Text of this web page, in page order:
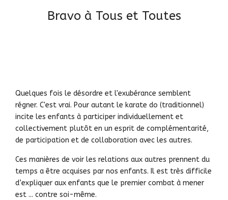
Bravo à Tous et Toutes
Quelques fois le désordre et l'exubérance semblent
régner. C'est vrai. Pour autant le karate do (traditionnel)
incite les enfants à participer individuellement et
collectivement plutôt en un esprit de complémentarité,
de participation et de collaboration avec les autres.
Ces manières de voir les relations aux autres prennent du
temps a être acquises par nos enfants. Il est très difficile
d’expliquer aux enfants que le premier combat à mener
est ... contre soi-même.